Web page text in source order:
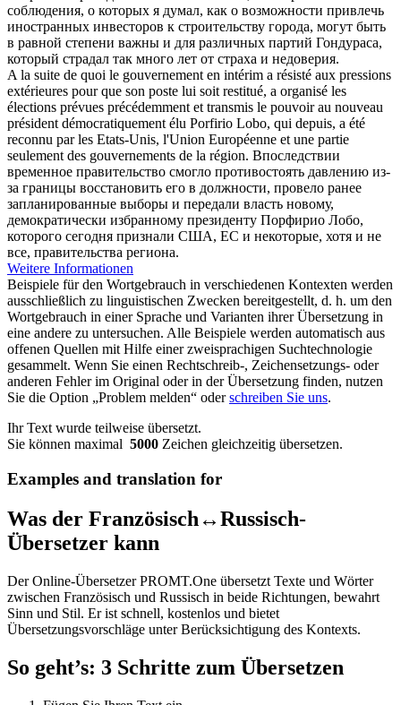
соблюдения, о которых я думал, как о возможности привлечь
иностранных инвесторов к строительству города, могут быть
в равной степени важны и для различных партий Гондураса,
который страдал так много лет от страха и недоверия.
A la suite de quoi le gouvernement en intérim a résisté aux pressions
extérieures pour que son poste lui soit restitué, a organisé les
élections prévues précédemment et transmis le pouvoir au nouveau
président démocratiquement élu Porfirio Lobo, qui depuis, a été
reconnu par les Etats-Unis, l'Union Européenne et une partie
seulement des gouvernements de la région. Впоследствии
временное правительство смогло противостоять давлению из-
за границы восстановить его в должности, провело ранее
запланированные выборы и передали власть новому,
демократически избранному президенту Порфирио Лобо,
которого сегодня признали США, ЕС и некоторые, хотя и не
все, правительства региона.
Weitere Informationen
Beispiele für den Wortgebrauch in verschiedenen Kontexten werden
ausschließlich zu linguistischen Zwecken bereitgestellt, d. h. um den
Wortgebrauch in einer Sprache und Varianten ihrer Übersetzung in
eine andere zu untersuchen. Alle Beispiele werden automatisch aus
offenen Quellen mit Hilfe einer zweisprachigen Suchtechnologie
gesammelt. Wenn Sie einen Rechtschreib-, Zeichensetzungs- oder
anderen Fehler im Original oder in der Übersetzung finden, nutzen
Sie die Option „Problem melden“ oderschreiben Sie uns.
Ihr Text wurde teilweise übersetzt.
Sie können maximal 5000 Zeichen gleichzeitig übersetzen.
Examples and translation for
Was der Französisch↔Russisch-
Übersetzer kann
Der Online-Übersetzer PROMT.One übersetzt Texte und Wörter
zwischen Französisch und Russisch in beide Richtungen, bewahrt
Sinn und Stil. Er ist schnell, kostenlos und bietet
Übersetzungsvorschläge unter Berücksichtigung des Kontexts.
So geht’s: 3 Schritte zum Übersetzen